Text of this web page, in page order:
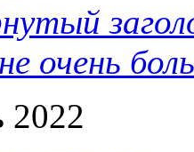
очень
2022